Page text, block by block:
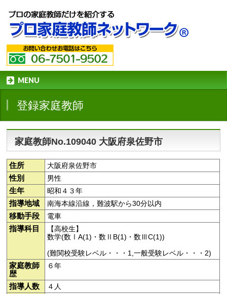
MENU
登録家庭教師
家庭教師No.109040 大阪府泉佐野市
住所 大阪府泉佐野市
性別 男性
生年 昭和４３年
指導地域 南海本線沿線，難波駅から30分以内
移動手段 電車
指導科目
【高校生】
数学(数ⅠA(1)・数ⅡB(1)・数ⅢC(1))
(難関校受験レベル・・・1,一般受験レベル・・・2)
家庭教師
歴
６年
指導人数 ４人